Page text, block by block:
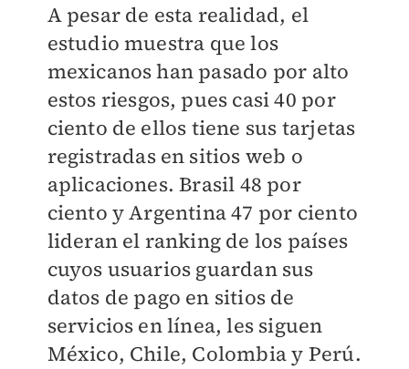
A pesar de esta realidad, el
estudio muestra que los
mexicanos han pasado por alto
estos riesgos, pues casi 40 por
ciento de ellos tiene sus tarjetas
registradas en sitios web o
aplicaciones. Brasil 48 por
ciento y Argentina 47 por ciento
lideran el ranking de los países
cuyos usuarios guardan sus
datos de pago en sitios de
servicios en línea, les siguen
México, Chile, Colombia y Perú.